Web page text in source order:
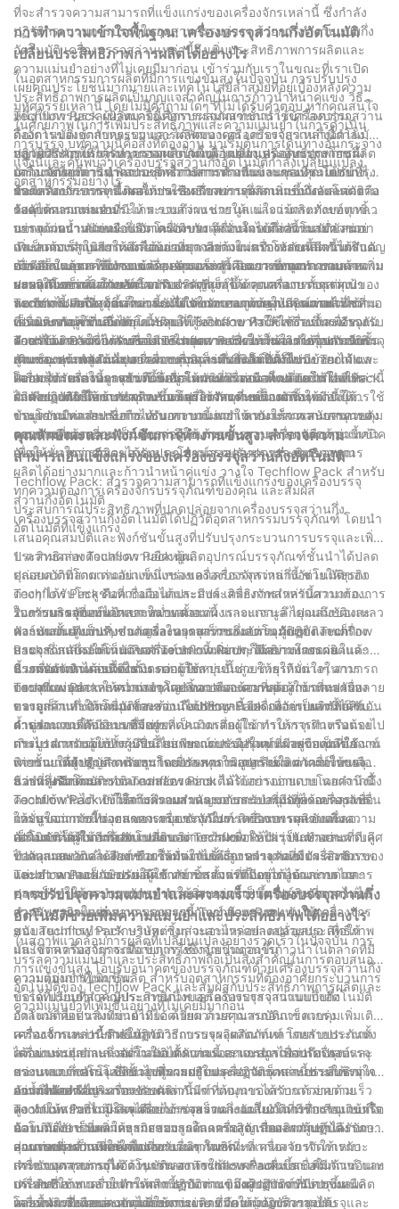
ต้องการเฉพาะของผลิตภัณฑ์แต่ละชนิด อินเทอร์เฟซที่ใช้งานง่ายช่วย
ให้ใช้งานง่าย และคุณสมบัติขั้นสูงรับประกันผลลัพธ์ที่สม่ำเสมอและ
เชื่อถือได้ การนำโซลูชันที่ทันสมัยนี้มาใช้ไม่เพียงแต่ยกระดับชื่อเสียง
ของบริษัท แต่ยังช่วยให้เราคงความเป็นผู้นำในอุตสาหกรรมบรรจุ
ภัณฑ์อีกด้วย ในขณะที่เรายังคงพัฒนานวัตกรรมและปรับตัวให้เข้ากับ
ความต้องการของตลาดที่เปลี่ยนแปลงตลอดเวลา เครื่องบรรจุถุงแบบ
กึ่งอัตโนมัตินี้เป็นเครื่องพิสูจน์ถึงความมุ่งมั่นของเราในการนำเสนอ
โซลูชันบรรจุภัณฑ์ที่ยอดเยี่ยมเพื่อขับเคลื่อนความสำเร็จให้กับลูกค้า
ของเรา ด้วยประสบการณ์อันไม่มีใครทัดเทียมและความทุ่มเทในการ
ยอมรับความก้าวหน้า เรามั่นใจว่าบริษัทของเราจะยังคงเติบโตในการ
ส่งมอบโซลูชันบรรจุภัณฑ์ที่เป็นนวัตกรรมในปีต่อๆ ไป
ที่จะสำรวจความสามารถที่แข็งแกร่งของเครื่องจักรเหล่านี้ ซึ่งกำลัง
ปฏิวัติกระบวนการบรรจุในอุตสาหกรรมต่างๆ ด้วยการทำงานแบบกึ่ง
อัตโนมัติ เครื่องบรรจุสว่านเหล่านี้จึงเพิ่มประสิทธิภาพการผลิตและ
ความแม่นยำอย่างที่ไม่เคยมีมาก่อน เข้าร่วมกับเราในขณะที่เราเปิด
เผยคุณประโยชน์มากมายและเทคโนโลยีล้ำสมัยที่อยู่เบื้องหลังความ
มหัศจรรย์เหล่านี้ โดยไม่มีคำถามใดๆ ที่ไม่ได้รับคำตอบ หากคุณสนใจ
ในศักยภาพในการเพิ่มประสิทธิภาพและความแม่นยำในการดำเนิน
การบรรจุ บทความนี้คือสิ่งที่ต้องอ่าน มาเริ่มต้นการเดินทางอันกระจ่าง
แจ้งนี้และค้นพบว่าเครื่องบรรจุสว่านกึ่งอัตโนมัติกำลังเปลี่ยนแปลง
อุตสาหกรรมอย่างไร
การทำความเข้าใจพื้นฐาน: เครื่องบรรจุสว่านกึ่งอัตโนมัติ
เปลี่ยนประสิทธิภาพการผลิตได้อย่างไร
ในอุตสาหกรรมการผลิตที่มีการแข่งขันสูงในปัจจุบัน การปรับปรุง
ประสิทธิภาพการผลิตเป็นกุญแจสำคัญในการก้าวนำหน้าคู่แข่ง วิธี
หนึ่งในการบรรลุเป้าหมายนี้คือการผสมผสานการใช้เครื่องบรรจุสว่าน
กึ่งอัตโนมัติเข้ากับกระบวนการผลิตของคุณ เครื่องจักรเหล่านี้กำลัง
ปฏิวัติวิธีการบรรจุและบรรจุผลิตภัณฑ์ โดยนำเสนอคุณประโยชน์
มากมายที่สามารถเพิ่มประสิทธิภาพการดำเนินงานของคุณได้อย่าง
มาก
Techflow Pack ผู้ผลิตเครื่องจักรบรรจุภัณฑ์ชั้นนำ เข้าใจความ
ต้องการของอุตสาหกรรม และได้พัฒนาเครื่องบรรจุสว่านกึ่งอัตโนมัติ
หลายประเภทที่ได้รับการออกแบบมาเพื่อเปลี่ยนประสิทธิภาพการผลิต
เครื่องจักรเหล่านี้นำเสนอชุดความสามารถที่แข็งแกร่งที่ช่วยปรับปรุง
กระบวนการบรรจุ ส่งผลให้ประสิทธิภาพการผลิตเพิ่มขึ้นและลดความ
ต้องการแรงงานคน
กุญแจสำคัญในการทำความเข้าใจพื้นฐานของเครื่องบรรจุสว่านกึ่ง
อัตโนมัติอยู่ที่การทำความเข้าใจวิธีการทำงานและคุณประโยชน์ที่ได้
รับ เครื่องจักรเหล่านี้ติดตั้งมาพร้อมกับสว่านซึ่งสามารถวัดและจ่าย
วัสดุได้หลากหลายประเภท รวมถึงผง แกรนูล และแม้กระทั่งของเหลว
อย่างแม่นยำ ลักษณะกึ่งอัตโนมัติของเครื่องจักรเหล่านี้หมายความว่า
จำเป็นต้องดำเนินการด้วยตนเองบางอย่างในการโหลดผลิตภัณฑ์ แต่
เมื่อเสร็จแล้ว เครื่องจะเข้าควบคุมและดำเนินการตามกระบวนการ
บรรจุให้เสร็จสิ้นโดยอัตโนมัติ
ข้อดีหลักประการหนึ่งของการใช้เครื่องบรรจุสว่านแบบกึ่งอัตโนมัติคือ
ระดับความแม่นยำที่มีให้ ระบบสว่านช่วยให้แน่ใจว่าผลิตภัณฑ์ทุกชิ้น
บรรจุด้วยน้ำหนักหรือปริมาตรเท่ากัน จึงมั่นใจได้ถึงความสม่ำเสมอ
และลดการสูญเสียให้เหลือน้อยที่สุด ความแม่นยำระดับนี้มีความสำคัญ
อย่างยิ่งในอุตสาหกรรมต่างๆ เช่น อาหารและยา ซึ่งคุณภาพและความ
ปลอดภัยของผลิตภัณฑ์มีความสำคัญสูงสุด ด้วยเครื่องบรรจุสว่านของ
Techflow Pack คุณสามารถมั่นใจในความถูกต้องและความสม่ำเสมอ
ของผลิตภัณฑ์ที่เติมได้
นอกจากความแม่นยำแล้ว เครื่องบรรจุสว่านแบบกึ่งอัตโนมัติยังช่วย
เพิ่มความเร็วในการผลิตได้อย่างมากอีกด้วย เครื่องจักรเหล่านี้ได้รับ
การออกแบบมาให้ทำงานด้วยความเร็วสูง ลดเวลาหยุดทำงานและเพิ่ม
ผลผลิตโดยรวม ด้วยอัตราการบรรจุที่เร็วขึ้น คุณสามารถบรรลุเป้า
หมายการผลิตที่สูงขึ้นในขณะที่ยังคงรักษามาตรฐานคุณภาพไว้ได้
เครื่องบรรจุสว่านกึ่งอัตโนมัติของ Techflow Pack สร้างขึ้นเพื่อรองรับ
ความต้องการในการผลิตในปริมาณมาก เพื่อให้มั่นใจว่าการดำเนิน
งานของคุณดำเนินไปอย่างราบรื่นและมีประสิทธิภาพ
ข้อดีอีกประการหนึ่งของเครื่องจักรเหล่านี้คือความสามารถรอบด้าน
ระบบเติมสว่านสามารถรองรับผลิตภัณฑ์ได้หลากหลาย ตั้งแต่ผง
ละเอียดไปจนถึงเม็ดเล็ก และแม้แต่ของเหลวด้วยอุปกรณ์ต่อพ่วงสว่าน
ที่เหมาะสม ความยืดหยุ่นนี้ช่วยให้ผู้ผลิตสามารถใช้เครื่องจักรเดียวกัน
สำหรับผลิตภัณฑ์หลายรายการ ลดความจำเป็นในการใช้อุปกรณ์เพิ่ม
เติมและประหยัดต้นทุน เครื่องบรรจุสว่านกึ่งอัตโนมัติของ Techflow
Pack ได้รับการออกแบบด้วยสว่านและเครื่องมือที่เปลี่ยนได้ ทำให้
สามารถปรับให้เข้ากับผลิตภัณฑ์ประเภทและขนาดต่างๆ
นอกจากนี้ เครื่องจักรเหล่านี้ยังได้รับการออกแบบให้มีอินเทอร์เฟซที่
เป็นมิตรต่อผู้ใช้และการควบคุมที่ใช้งานง่าย ทำให้ใช้งานและบำรุง
รักษาได้ง่าย เครื่องจักรของ Techflow Pack มาพร้อมกับคุณสมบัติขั้น
สูง เช่น หน้าจอสัมผัส การควบคุมอิเล็กทรอนิกส์ที่ตั้งโปรแกรมได้ และ
ความสามารถในการบันทึกข้อมูล ความก้าวหน้าทางเทคโนโลยีเหล่านี้
ไม่เพียงแต่ทำให้การทำงานของเครื่องจักรง่ายขึ้นเท่านั้น แต่ยังให้
ข้อมูลอันมีค่าสำหรับการปรับกระบวนการให้เหมาะสมและการควบคุม
คุณภาพอีกด้วย
Techflow Pack ได้รับชื่อเสียงในอุตสาหกรรมการผลิตเครื่องจักรบรรจุ
ภัณฑ์คุณภาพสูง และเครื่องบรรจุสว่านกึ่งอัตโนมัติก็ไม่มีข้อยกเว้น
เครื่องจักรเหล่านี้ถูกสร้างขึ้นเพื่อให้ทนทานต่อความต้องการในการ
ผลิตอย่างต่อเนื่องและสร้างขึ้นโดยใช้วัสดุที่ทนทานเพื่อให้มีอายุการใช้
งานยาวนานและเชื่อถือได้ นอกจากนี้ พวกเขายังให้การสนับสนุนหลัง
การขายที่ยอดเยี่ยม รวมถึงการฝึกอบรมและความช่วยเหลือด้านเทคนิค
เพื่อให้มั่นใจว่าคุณจะได้รับประโยชน์สูงสุดจากการลงทุนของคุณ
โดยสรุป เครื่องบรรจุสว่านกึ่งอัตโนมัติที่นำเสนอโดย Techflow Pack
กำลังปฏิวัติวิธีการบรรจุและบรรจุผลิตภัณฑ์ เครื่องจักรเหล่านี้ให้
ประโยชน์หลายประการ เช่น ความแม่นยำ ความเร็ว ความสามารถ
รอบด้าน และความเป็นมิตรต่อผู้ใช้ ด้วยการรวมเครื่องจักรเหล่านี้เข้า
กับกระบวนการผลิตของคุณ คุณสามารถปรับปรุงประสิทธิภาพการ
ผลิตได้อย่างมากและก้าวนำหน้าคู่แข่ง วางใจ Techflow Pack สำหรับ
ทุกความต้องการเครื่องจักรบรรจุภัณฑ์ของคุณ และสัมผัส
ประสบการณ์ประสิทธิภาพที่ปลดปล่อยจากเครื่องบรรจุสว่านกึ่ง
อัตโนมัติที่แข็งแกร่ง
คุณลักษณะและฟังก์ชันการทำงานขั้นสูง: สำรวจความ
สามารถอันแข็งแกร่งของเครื่องบรรจุสว่านกึ่งอัตโนมัติ
Techflow Pack: สำรวจความสามารถที่แข็งแกร่งของเครื่องบรรจุ
สว่านกึ่งอัตโนมัติ
เครื่องบรรจุสว่านกึ่งอัตโนมัติได้ปฏิวัติอุตสาหกรรมบรรจุภัณฑ์ โดยนำ
เสนอคุณสมบัติและฟังก์ชันขั้นสูงที่ปรับปรุงกระบวนการบรรจุและเพิ่ม
ประสิทธิภาพ Techflow Pack ผู้ผลิตอุปกรณ์บรรจุภัณฑ์ชั้นนำได้ปลด
ปล่อยความสามารถอันแข็งแกร่งของเครื่องจักรเหล่านี้ ช่วยให้ธุรกิจ
ต่างๆ ได้รับโซลูชันที่เชื่อถือได้และมีประสิทธิภาพสำหรับความต้องการ
ในการบรรจุของพวกเขา ในบทความนี้ เราจะเจาะลึกคุณสมบัติและ
ฟังก์ชันขั้นสูงต่างๆ ของเครื่องบรรจุสว่านกึ่งอัตโนมัติของ Techflow
Pack ซึ่งแสดงให้เห็นว่าเครื่องเหล่านี้เพิ่มประสิทธิภาพการผลิตและ
ความแม่นยำได้อย่างไร
1. ความคล่องตัวและความยืดหยุ่น:
คุณสมบัติที่โดดเด่นอย่างหนึ่งของเครื่องบรรจุสว่านกึ่งอัตโนมัติของ
Techflow Pack คือความอเนกประสงค์ เครื่องจักรเหล่านี้สามารถ
รองรับผลิตภัณฑ์ได้หลากหลาย ตั้งแต่ผงและแกรนูล ไปจนถึงของเหลว
และเพสต์ เพียงปรับขนาดและความเร็วของสว่าน ผู้ปฏิบัติงานก็
สามารถสลับระหว่างผลิตภัณฑ์ประเภทต่างๆ ได้อย่างง่ายดาย
ประหยัดเวลาและแรงงาน ความยืดหยุ่นนี้ช่วยให้ธุรกิจต่างๆ สามารถ
ตอบสนองอุตสาหกรรมต่างๆ และตอบสนองความต้องการที่หลากหลาย
ของลูกค้า ทำให้เครื่องจักรของ Techflow Pack กลายเป็นทรัพย์สินอัน
ล้ำค่า
2. การบรรจุที่แม่นยำและสม่ำเสมอ:
ความแม่นยำเป็นสิ่งสำคัญยิ่งในอุตสาหกรรมบรรจุภัณฑ์ และเครื่อง
บรรจุสว่านกึ่งอัตโนมัติของ Techflow Pack ก็มีความโดดเด่นในด้าน
นี้ เครื่องจักรเหล่านี้ติดตั้งระบบจ่ายสารขั้นสูง ช่วยให้มั่นใจในการ
บรรจุที่แม่นยำและสม่ำเสมอโดยสิ้นเปลืองน้อยที่สุด สามารถปรับ
ความเร็วและการหมุนของสว่านได้อย่างละเอียดเพื่อจ่ายผลิตภัณฑ์
ตามจำนวนที่ต้องการ ซึ่งช่วยลดความเสี่ยงในการบรรจุเกินหรือน้อย
เกินไป ความแม่นยำระดับนี้ไม่เพียงแต่ปรับปรุงคุณภาพของผลิตภัณฑ์
เท่านั้น แต่ยังช่วยลดต้นทุนโดยการลดการสูญเสียผลิตภัณฑ์ให้เหลือ
น้อยที่สุดอีกด้วย
3. การดำเนินงานที่เป็นมิตรต่อผู้ใช้:
Techflow Pack ให้ความสำคัญกับความสะดวกของผู้ใช้ และเครื่อง
บรรจุสว่านกึ่งอัตโนมัติก็สะท้อนถึงปรัชญานี้ เครื่องจักรเหล่านี้ได้รับ
การออกแบบให้มีอินเทอร์เฟซที่เป็นมิตรต่อผู้ใช้ ทำให้การทำงานตรงไป
ตรงมาสำหรับผู้ใช้ทั้งผู้มีประสบการณ์และมือใหม่ แผงควบคุมที่ใช้งาน
ง่ายช่วยให้ผู้ปฏิบัติงานสามารถปรับพารามิเตอร์ เช่น ความเร็วของ
สว่าน ปริมาตรการเติม และอัตราการเติมได้อย่างง่ายดาย นอกจากนี้
Techflow Pack ยังให้การฝึกอบรมและการสนับสนุนที่ครอบคลุมเพื่อ
ให้มั่นใจว่าการทำงานของเครื่องจักรมีประสิทธิภาพ และยังเพิ่มความ
เป็นมิตรต่อผู้ใช้อีกด้วย
4. บูรณาการกับระบบที่มีอยู่:
การบูรณาการอย่างราบรื่นกับสายการบรรจุภัณฑ์ที่มีอยู่ถือเป็นข้อ
พิจารณาที่สำคัญสำหรับธุรกิจเมื่อลงทุนในอุปกรณ์ใหม่ เครื่องบรรจุ
สว่านกึ่งอัตโนมัติของ Techflow Pack ได้รับการออกแบบโดยคำนึงถึง
ความเข้ากันได้ ทำให้สามารถผสานรวมกับระบบที่มีอยู่ได้อย่างราบรื่น
การบูรณาการนี้ช่วยลดการหยุดชะงักในกระบวนการผลิตและลด
ความจำเป็นในการปรับเปลี่ยนอย่างกว้างขวาง ไม่ว่าจะทำงานควบคู่
ไปกับสายพานลำเลียงหรือเชื่อมต่อกับเครื่องบรรจุภัณฑ์ เครื่องจักรของ
Techflow Pack จะปรับให้เข้ากับการตั้งค่าที่มีอยู่ได้อย่างง่ายดาย
5. บำรุงรักษาและทำความสะอาดง่าย:
Techflow Pack เข้าใจถึงความสำคัญของการบำรุงรักษาเครื่องจักร
และสุขอนามัยในอุตสาหกรรมบรรจุภัณฑ์ เครื่องบรรจุสว่านกึ่ง
อัตโนมัติได้รับการออกแบบทางวิศวกรรมเพื่อให้บำรุงรักษาและ
ทำความสะอาดได้ง่าย ช่วยให้มั่นใจได้ถึงการทำงานที่มีประสิทธิภาพ
และความปลอดภัยของผลิตภัณฑ์ ชิ้นส่วนที่ถอดออกได้และกลไกการ
ปลดเร็วทำให้กระบวนการทำความสะอาดง่ายขึ้น ประหยัดเวลาและ
ความพยายามอย่างมาก นอกจากนี้ Techflow Pack ยังให้การ
สนับสนุนการบำรุงรักษาและชิ้นส่วนอะไหล่อย่างสม่ำเสมอ เพื่อให้
มั่นใจว่าเครื่องจักรจะมีอายุการใช้งานยาวนานขึ้น
เครื่องบรรจุสว่านกึ่งอัตโนมัติของ Techflow Pack เป็นตัวอย่างที่ดีเลิศ
ของคุณสมบัติและฟังก์ชันการทำงานขั้นสูง ความคล่องตัว ความ
แม่นยำ ความเป็นมิตรต่อผู้ใช้ ความสามารถในการบูรณาการ และ
ความง่ายในการบำรุงรักษา ทำให้สิ่งเหล่านี้เป็นทรัพย์สินที่ขาดไม่ได้
สำหรับธุรกิจในอุตสาหกรรมบรรจุภัณฑ์ ด้วยการลงทุนในเครื่องจักร
ของ Techflow Pack บริษัทต่างๆ จะสามารถปลดปล่อยประสิทธิภาพ
และขีดความสามารถที่แข็งแกร่งซึ่งจำเป็นต่อการก้าวนำในตลาดที่มี
การแข่งขันสูง โอบรับอนาคตของบรรจุภัณฑ์ด้วยเครื่องบรรจุสว่านกึ่ง
อัตโนมัติของ Techflow Pack และสัมผัสกับประสิทธิภาพการผลิตและ
ความแม่นยำที่เพิ่มขึ้นอย่างที่ไม่เคยมีมาก่อน
การปรับปรุงความแม่นยำและความเร็ว: เครื่องบรรจุสว่านกึ่ง
อัตโนมัติช่วยเพิ่มความแม่นยำและประสิทธิภาพได้อย่างไร
ในสภาพแวดล้อมการผลิตที่เปลี่ยนแปลงอย่างรวดเร็วในปัจจุบัน การ
บรรลุความแม่นยำและประสิทธิภาพถือเป็นสิ่งสำคัญในการตอบสนอง
ความต้องการในการผลิต สำหรับอุตสาหกรรมที่ต้องอาศัยกระบวนการ
บรรจุที่แม่นยำและมีประสิทธิภาพ เครื่องบรรจุสว่านแบบกึ่งอัตโนมัติ
กำลังกลายเป็นสิ่งที่ขาดไม่ได้ ด้วยความสามารถอันแข็งแกร่ง
เครื่องจักรเหล่านี้กำลังปฏิวัติวิธีการบรรจุผลิตภัณฑ์ โดยรับประกันทั้ง
ความแม่นยำและรวดเร็ว ในบทความนี้ เราจะสำรวจว่าเครื่องบรรจุ
สว่านแบบกึ่งอัตโนมัติช่วยเพิ่มผลผลิตและปฏิวัติอุตสาหกรรมบรรจุ
ภัณฑ์ได้อย่างไร
ความแม่นยำที่เพิ่มขึ้น:
ข้อได้เปรียบที่สำคัญประการหนึ่งของเครื่องบรรจุสว่านแบบกึ่ง
อัตโนมัติคือความแม่นยำที่ยอดเยี่ยม ด้วยคุณสมบัติการควบคุมเพิ่มเติม
เครื่องจักรเหล่านี้ช่วยให้สามารถบรรจุผลิตภัณฑ์หลากหลายประเภท
ได้อย่างแม่นยำและสม่ำเสมอ ตั้งแต่ผงและแกรนูลไปจนถึงเพสต์และ
ของเหลว เทคโนโลยีขั้นสูงที่รวมอยู่ในเครื่องจักรเหล่านี้ช่วยให้แน่ใจ
ว่าน้ำหนักหรือปริมาตรของผลิตภัณฑ์ที่ต้องการได้รับการจ่ายด้วย
ความแม่นยำที่ไม่มีใครเทียบได้ ช่วยลดความเสี่ยงในการบรรจุเกินหรือ
น้อยเกินไป เป็นผลให้ธุรกิจสามารถลดการสูญเสียผลิตภัณฑ์และรักษา
คุณภาพที่สม่ำเสมอตลอดกระบวนการผลิต
ความเร็วและประสิทธิภาพ:
เครื่องบรรจุสว่านกึ่งอัตโนมัติได้รับการออกแบบมาเพื่อปรับปรุง
กระบวนการบรรจุ ซึ่งนำไปสู่การปรับปรุงความเร็วและประสิทธิภาพ
อย่างมีนัยสำคัญ เครื่องจักรเหล่านี้มีการหมุนของสว่านด้วยความเร็ว
สูง ทำให้สามารถบรรจุได้อย่างรวดเร็วและแม่นยำ การทำงานแบบกึ่ง
อัตโนมัติยังช่วยเพิ่มความสามารถในการผลิต เนื่องจากผู้ปฏิบัติงาน
สามารถมุ่งความสนใจไปที่งานอื่นๆ ในขณะที่เครื่องจักรจัดการกับ
กระบวนการบรรจุได้ ด้วยการลดการใช้แรงงานคนและเพิ่ม
ประสิทธิภาพเวลาในการผลิต ธุรกิจต่างๆ จึงสามารถปรับปรุงผลผลิต
โดยรวมและตอบสนองตารางการผลิตที่มีความต้องการสูงได้
ความคล่องตัวและการปรับตัว:
Techflow Pack ผู้ผลิตเครื่องบรรจุสว่านกึ่งอัตโนมัติที่มีชื่อเสียง เข้าใจ
ความต้องการที่หลากหลายของลูกค้า เครื่องจักรของพวกเขาได้รับการ
ออกแบบมาเป็นพิเศษเพื่อรองรับผลิตภัณฑ์ที่หลากหลาย ทำให้เหมาะ
สำหรับอุตสาหกรรมต่างๆ เช่น อาหารและเครื่องดื่ม ยา เคมีภัณฑ์ และ
เครื่องสำอาง เครื่องจักรเหล่านี้สามารถเติมผลิตภัณฑ์ที่มีความหนืด
และพื้นผิวที่แตกต่างกันได้อย่างง่ายดาย ด้วยความเร็วการบรรจุและ
ส่วนต่อประสานที่ใช้งานง่าย:
เครื่องบรรจุสว่านกึ่งอัตโนมัติของ Techflow Pack ขึ้นชื่อในด้านอินเท
อร์เฟซที่ใช้งานง่าย ทำให้การปฏิบัติงานของผู้ปฏิบัติงานง่ายขึ้น
เครื่องจักรมีระบบควบคุมที่ใช้งานง่าย ช่วยให้ผู้ปฏิบัติงานปรับ
ความน่าเชื่อถือและความทนทาน: